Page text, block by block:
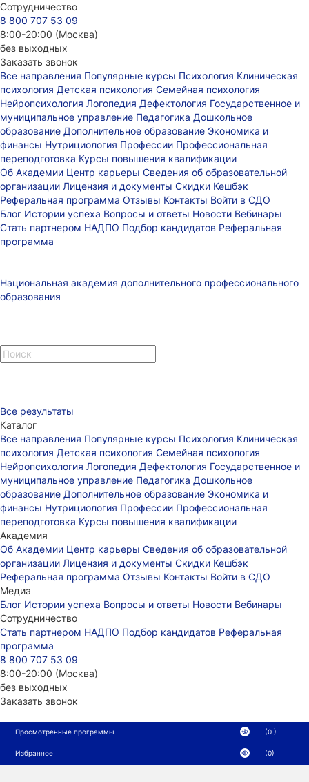
Сотрудничество
8 800 707 53 09
8:00-20:00 (Москва)
без выходных
Заказать звонок
Все направления Популярные курсы Психология Клиническая
психология Детская психология Семейная психология
Нейропсихология Логопедия Дефектология Государственное и
муниципальное управление Педагогика Дошкольное
образование Дополнительное образование Экономика и
финансы Нутрициология Профессии Профессиональная
переподготовка Курсы повышения квалификации
Об Академии Центр карьеры Сведения об образовательной
организации Лицензия и документы Скидки Кешбэк
Реферальная программа Отзывы Контакты Войти в СДО
Блог Истории успеха Вопросы и ответы Новости Вебинары
Стать партнером НАДПО Подбор кандидатов Реферальная
программа
Национальная академия дополнительного профессионального
образования
Все результаты
Каталог
Все направления Популярные курсы Психология Клиническая
психология Детская психология Семейная психология
Нейропсихология Логопедия Дефектология Государственное и
муниципальное управление Педагогика Дошкольное
образование Дополнительное образование Экономика и
финансы Нутрициология Профессии Профессиональная
переподготовка Курсы повышения квалификации
Академия
Об Академии Центр карьеры Сведения об образовательной
организации Лицензия и документы Скидки Кешбэк
Реферальная программа Отзывы Контакты Войти в СДО
Медиа
Блог Истории успеха Вопросы и ответы Новости Вебинары
Сотрудничество
Стать партнером НАДПО Подбор кандидатов Реферальная
программа
8 800 707 53 09
8:00-20:00 (Москва)
без выходных
Заказать звонок
Просмотренные программы (0 )
Избранное (0)